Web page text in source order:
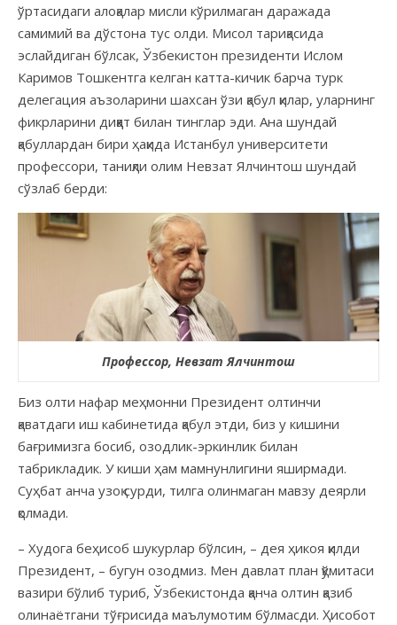
ўртасидаги алоқалар мисли кўрилмаган даражада
самимий ва дўстона тус олди. Мисол тариқасида
эслайдиган бўлсак, Ўзбекистон президенти Ислом
Каримов Тошкентга келган катта-кичик барча турк
делегация аъзоларини шахсан ўзи қабул қилар, уларнинг
фикрларини диққат билан тинглар эди. Ана шундай
қабуллардан бири ҳақида Истанбул университети
профессори, таниқли олим Невзат Ялчинтош шундай
сўзлаб берди:
Профессор, Невзат Ялчинтош
Биз олти нафар меҳмонни Президент олтинчи
қаватдаги иш кабинетида қабул этди, биз у кишини
бағримизга босиб, озодлик-эркинлик билан
табрикладик. У киши ҳам мамнунлигини яширмади.
Суҳбат анча узоқ сурди, тилга олинмаган мавзу деярли
қолмади.
– Худога беҳисоб шукурлар бўлсин, – дея ҳикоя қилди
Президент, – бугун озодмиз. Мен давлат план қўмитаси
вазири бўлиб туриб, Ўзбекистонда қанча олтин қазиб
олинаётгани тўғрисида маълумотим бўлмасди. Ҳисобот